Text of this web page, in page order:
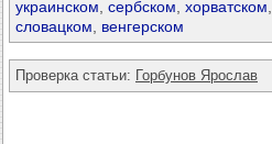
украинском сербском хорватском
словацком
венгерском
Проверка статьи: Горбунов Ярослав